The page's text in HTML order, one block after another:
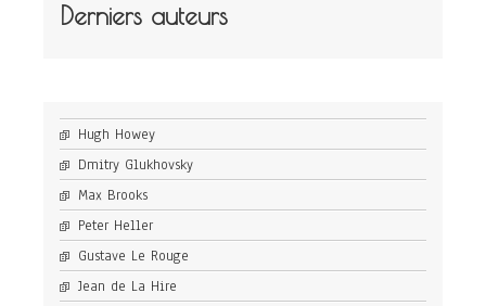
Derniers auteurs
Hugh Howey
Dmitry Glukhovsky
Max Brooks
Peter Heller
Gustave Le Rouge
Jean de La Hire